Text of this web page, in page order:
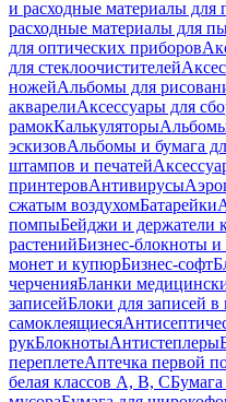
и расходные материалы для
расходные материалы для
для оптических приборов
для стеклоочистителей
ножейАльбомы для
акварелиАксессуары для
рамокКалькуляторы
эскизовАльбомы и бумага
штампов и печатей
принтеровАнтивирусы
сжатым воздухомБатарейки
помпыБейджи и держатели
растенийБизнес-блокноты и
монет и купюрБизнес-софт
черченияБланки
записейБлоки для записей в
самоклеящиеся
рукБлокнотыАнтистеплеры
переплетеАптечка первой
белая классов А, В, СБумага